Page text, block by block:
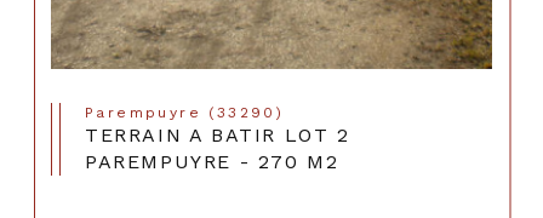
Parempuyre (33290)
TERRAIN A BATIR LOT 2
PAREMPUYRE - 270 M2